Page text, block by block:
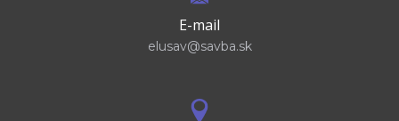
E-mail
elusav@savba.sk